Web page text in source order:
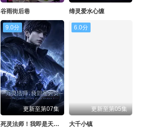
谷雨街后巷 缔灵爱水心缠
9.0分
更新至第07集
死灵法师！我即是天灾动漫
6.0分
更新至第05集
大千小镇